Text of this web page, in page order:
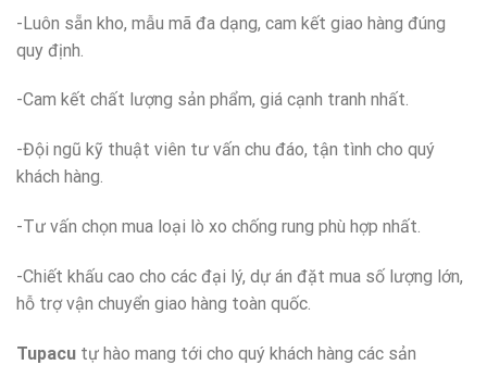
-Luôn sẵn kho, mẫu mã đa dạng, cam kết giao hàng đúng
quy định.
-Cam kết chất lượng sản phẩm, giá cạnh tranh nhất.
-Đội ngũ kỹ thuật viên tư vấn chu đáo, tận tình cho quý
khách hàng.
-Tư vấn chọn mua loại lò xo chống rung phù hợp nhất.
-Chiết khấu cao cho các đại lý, dự án đặt mua số lượng lớn,
hỗ trợ vận chuyển giao hàng toàn quốc.
Tupacu tự hào mang tới cho quý khách hàng các sản